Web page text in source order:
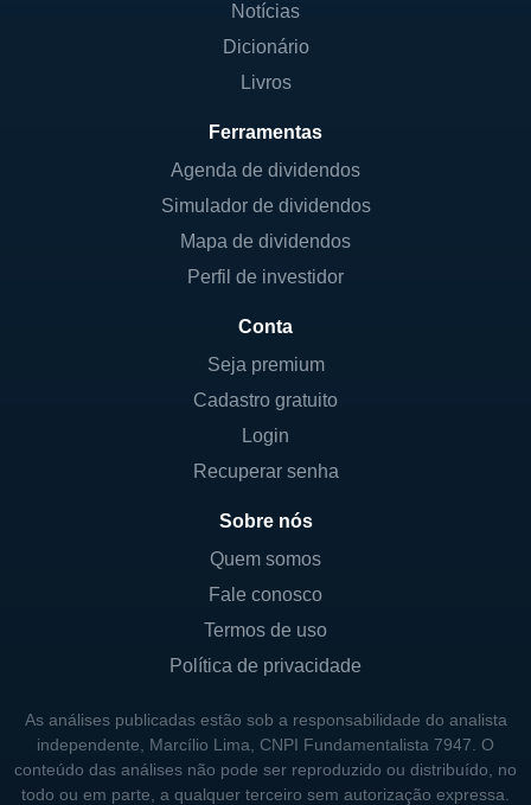
Notícias
Dicionário
Livros
Ferramentas
Agenda de dividendos
Simulador de dividendos
Mapa de dividendos
Perfil de investidor
Conta
Seja premium
Cadastro gratuito
Login
Recuperar senha
Sobre nós
Quem somos
Fale conosco
Termos de uso
Política de privacidade
As análises publicadas estão sob a responsabilidade do analista
independente, Marcílio Lima, CNPI Fundamentalista 7947. O
conteúdo das análises não pode ser reproduzido ou distribuído, no
todo ou em parte, a qualquer terceiro sem autorização expressa.